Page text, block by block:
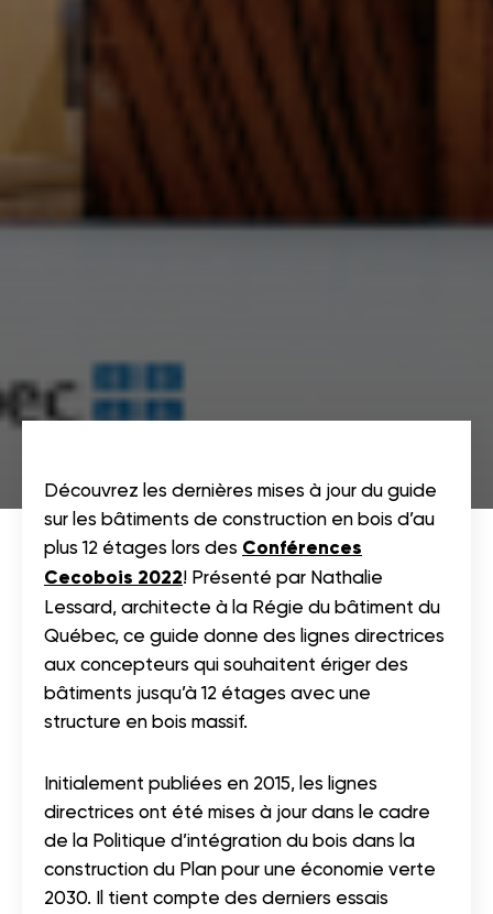
Découvrez les dernières mises à jour du guide
sur les bâtiments de construction en bois d’au
plus 12 étages lors des Conférences
Cecobois 2022! Présenté par Nathalie
Lessard, architecte à la Régie du bâtiment du
Québec, ce guide donne des lignes directrices
aux concepteurs qui souhaitent ériger des
bâtiments jusqu’à 12 étages avec une
structure en bois massif.
Initialement publiées en 2015, les lignes
directrices ont été mises à jour dans le cadre
de la Politique d’intégration du bois dans la
construction du Plan pour une économie verte
2030. Il tient compte des derniers essais